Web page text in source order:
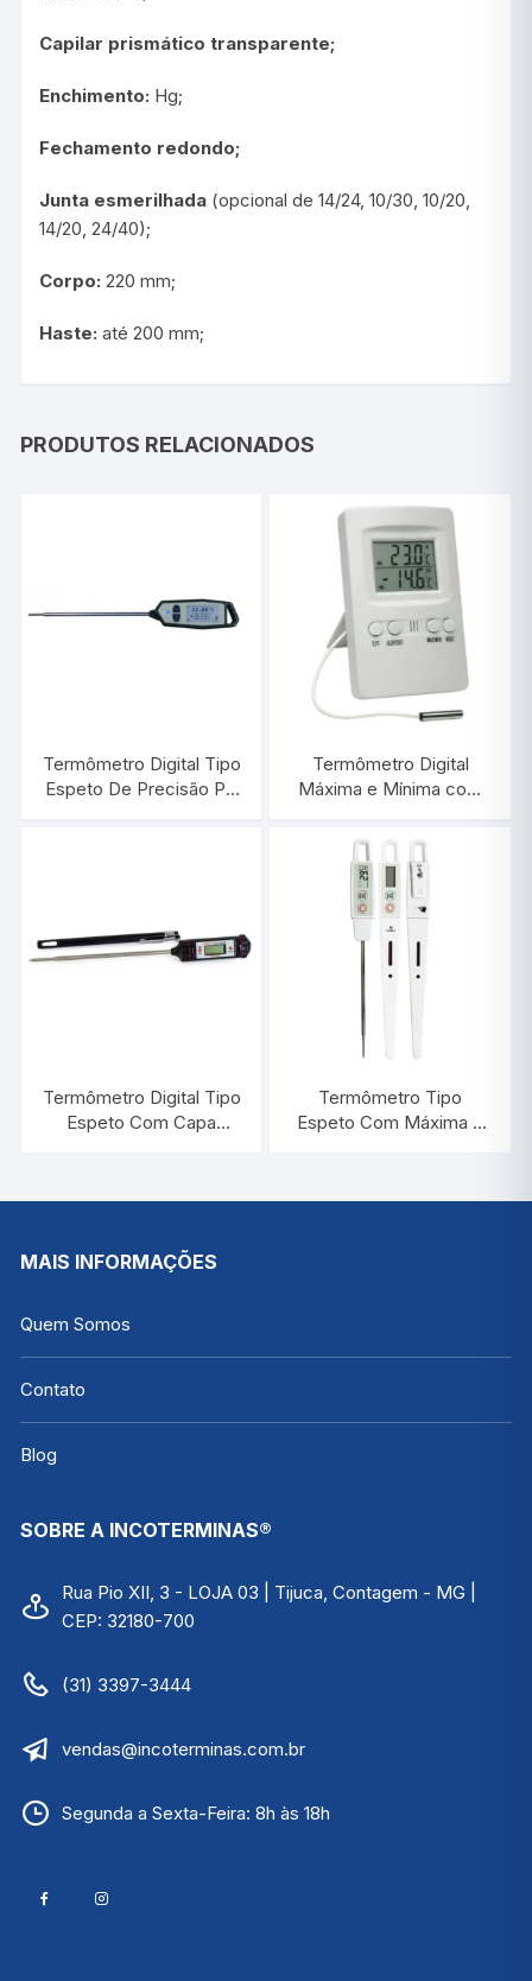
Capilar prismático transparente;
Enchimento: Hg;
Fechamento redondo;
Junta esmerilhada (opcional de 14/24, 10/30, 10/20,
14/20, 24/40);
Corpo:220 mm;
Haste: até 200 mm;
PRODUTOS RELACIONADOS
Termômetro Digital Tipo
Espeto De Precisão PT
Termômetro Digital
Máxima e Mínima com
7427.02.0.00
Termômetro Digital Tipo
Espeto Com Capa
Termômetro Tipo
Espeto Com Máxima e
30.1040
MAIS INFORMAÇÕES
Quem Somos
Contato
Blog
SOBRE A INCOTERMINAS®
Rua Pio XII, 3 - LOJA 03 | Tijuca, Contagem - MG |
CEP: 32180-700
(31) 3397-3444
vendas@incoterminas.com.br
Segunda a Sexta-Feira: 8h às 18h